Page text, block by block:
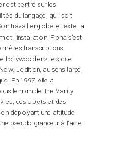
est centré sur les
du langage, qu'il soit
travail englobe le texte, la
et l'installation. Fiona s'est
transcriptions
hollywoodiens tels que
L'édition, au sens large,
En 1997, elle a
le nom de The Vanity
des objets et des
déployant une attitude
pseudo grandeur à l'acte